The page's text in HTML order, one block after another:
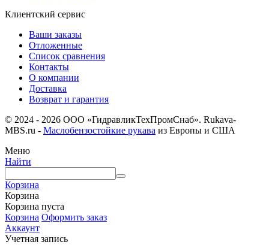
Клиентский сервис
Ваши заказы
Отложенные
Список сравнения
Контакты
О компании
Доставка
Возврат и гарантия
© 2024 - 2026 ООО «ГидравликТехПромСнаб». Rukava-
MBS.ru - Маслобензостойкие рукава из Европы и США
Меню
Найти
Корзина
Корзина
Корзина пуста
Корзина Оформить заказ
Аккаунт
Учетная запись